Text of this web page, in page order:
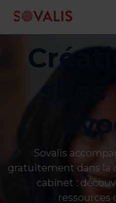
contenu
sites
Sovalis
gratuitement dans la
cabinet :
ressources